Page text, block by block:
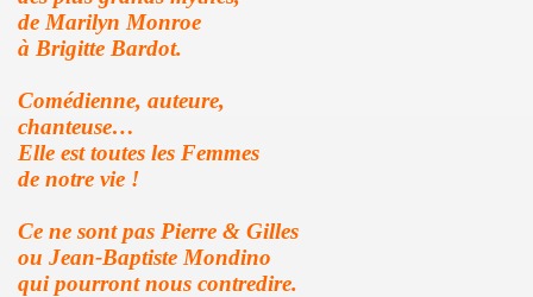
de Marilyn Monroe
à Brigitte Bardot.
Comédienne, auteure,
chanteuse…
Elle est toutes les Femmes
de notre vie !
Ce ne sont pas Pierre & Gilles
ou Jean-Baptiste Mondino
qui pourront nous contredire.
EP quatre titres (2023) : chronique detaillee.
trio improvise le 6 janvier 2024 a Rock Paradise) :
"AJASPHERE" le 7 septembre 2023 a la Chapelle
dedicaces pour son livre "On connaît ma chanson" le
(de LA SOURIS DEGLINGUEE) le 15 decembre 2023 au